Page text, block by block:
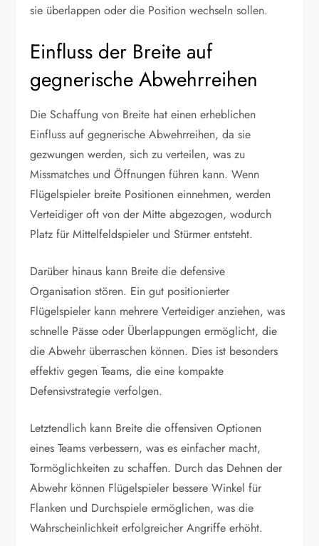
sie überlappen oder die Position wechseln sollen.
Einfluss der Breite auf
gegnerische Abwehrreihen
Die Schaffung von Breite hat einen erheblichen
Einfluss auf gegnerische Abwehrreihen, da sie
gezwungen werden, sich zu verteilen, was zu
Missmatches und Öffnungen führen kann. Wenn
Flügelspieler breite Positionen einnehmen, werden
Verteidiger oft von der Mitte abgezogen, wodurch
Platz für Mittelfeldspieler und Stürmer entsteht.
Darüber hinaus kann Breite die defensive
Organisation stören. Ein gut positionierter
Flügelspieler kann mehrere Verteidiger anziehen, was
schnelle Pässe oder Überlappungen ermöglicht, die
die Abwehr überraschen können. Dies ist besonders
effektiv gegen Teams, die eine kompakte
Defensivstrategie verfolgen.
Letztendlich kann Breite die offensiven Optionen
eines Teams verbessern, was es einfacher macht,
Tormöglichkeiten zu schaffen. Durch das Dehnen der
Abwehr können Flügelspieler bessere Winkel für
Flanken und Durchspiele ermöglichen, was die
Wahrscheinlichkeit erfolgreicher Angriffe erhöht.